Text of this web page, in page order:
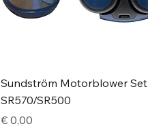
Sundström Motorblower Set
SR570/SR500
Price
€ 0,00